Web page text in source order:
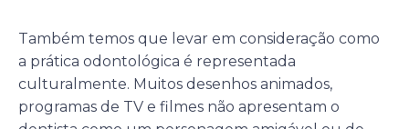
Também temos que levar em consideração como
a prática odontológica é representada
culturalmente. Muitos desenhos animados,
programas de TV e filmes não apresentam o